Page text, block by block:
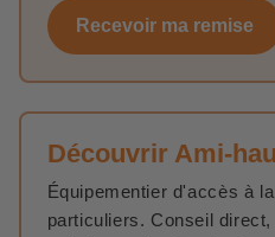
Recevoir ma remise
Découvrir Ami-
Équipementier d'accès à
particuliers. Conseil